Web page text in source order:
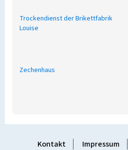
Trockendienst der Brikettfabrik
Louise
Zechenhaus
Kontakt Impressum